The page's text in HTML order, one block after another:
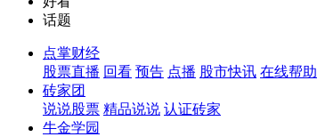
话题
点掌财经
股票直播 回看 预告 点播 股市快讯 在线帮助
砖家团
说说股票 精品说说 认证砖家
牛金学园